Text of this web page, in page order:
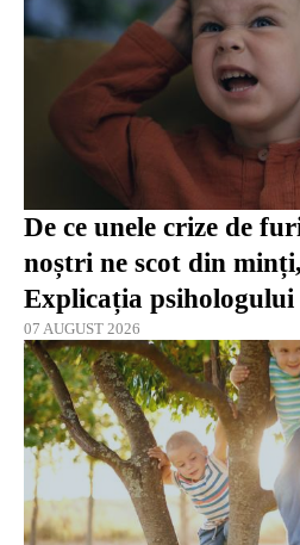
De ce unele crize de
noștri ne scot din
Explicația psihologului
07 AUGUST 2026